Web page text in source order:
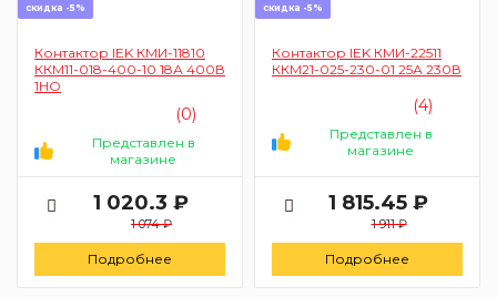
скидка -5%
Контактор IEK КМИ-11810
ККМ11-018-400-10 18А 400В
1НО
(0)
Представлен в
магазине
1 020.3 ₽
1 074 ₽
Подробнее
скидка -5%
Контактор IEK КМИ-22511
ККМ21-025-230-01 25А 230В
(4)
Представлен в
магазине
1 815.45 ₽
1 911 ₽
Подробнее